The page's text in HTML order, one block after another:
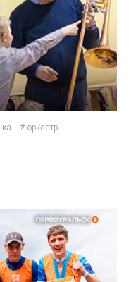
# оркестр